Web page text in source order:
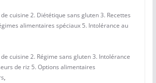
cuisine 2. Diététique sans gluten 3. Recettes
alimentaires spéciaux 5. Intolérance au
cuisine 2. Régime sans gluten 3. Intolérance
de riz 5. Options alimentaires
,